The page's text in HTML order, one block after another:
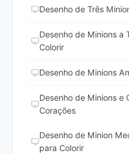
Desenho de Três
Desenho de Minions a
Colorir
Desenho de Minions
Desenho de Minions e
Corações
Desenho de Minion
para Colorir